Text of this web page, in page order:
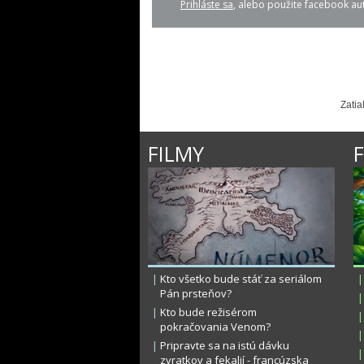
Prihláste sa, alebo použite facebook
FILMY
| Kto všetko bude stáť za seriálom
Pán prsteňov?
| Kto bude režisérom
pokračovania Venom?
| Pripravte sa na istú dávku
zvratkov a fekalií - francúzska
|
|
|
|
|